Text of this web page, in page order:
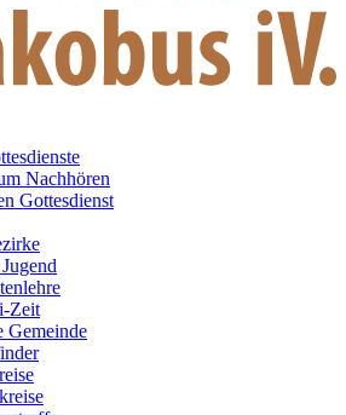
Nachhören
Gottesdienst
Zeit
Gemeinde